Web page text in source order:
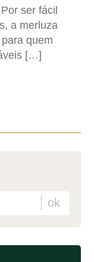
ser fácil
a merluza
quem
[…]